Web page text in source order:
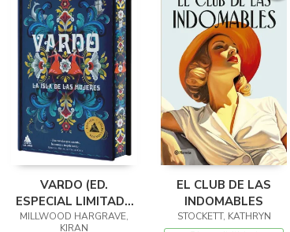
VARDO (ED.
ESPECIAL LIMITADA
CON CANTOS
MILLWOOD HARGRAVE,
KIRAN
EL CLUB DE LAS
INDOMABLES
STOCKETT, KATHRYN